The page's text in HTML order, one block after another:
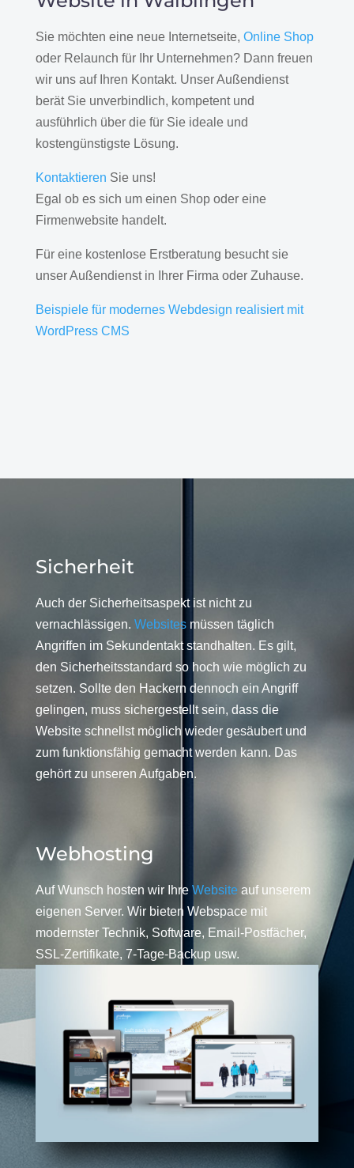
Sie möchten eine neue Internetseite, Online Shop
oder Relaunch für Ihr Unternehmen? Dann freuen
wir uns auf Ihren Kontakt. Unser Außendienst
berät Sie unverbindlich, kompetent und
ausführlich über die für Sie ideale und
kostengünstigste Lösung.
Kontaktieren Sie uns!
Egal ob es sich um einen Shop oder eine
Firmenwebsite handelt.
Für eine kostenlose Erstberatung besucht sie
unser Außendienst in Ihrer Firma oder Zuhause.
Beispiele für modernes Webdesign realisiert mit
WordPress CMS
Sicherheit
Auch der Sicherheitsaspekt ist nicht zu
vernachlässigen. Websitesmüssen täglich
Angriffen im Sekundentakt standhalten. Es gilt,
den Sicherheitsstandard so hoch wie möglich zu
setzen. Sollte den Hackern dennoch ein Angriff
gelingen, muss sichergestellt sein, dass die
Website schnellst möglich wieder gesäubert und
zum funktionsfähig gemacht werden kann. Das
gehört zu unseren Aufgaben.
Webhosting
Auf Wunsch hosten wir Ihre Website auf unserem
eigenen Server. Wir bieten Webspace mit
modernster Technik, Software, Email-Postfächer,
SSL-Zertifikate, 7-Tage-Backup usw.